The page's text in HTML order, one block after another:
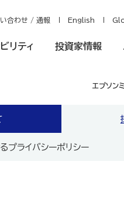
合わせ / 通報 English
リティ 投資家情報
エプソン
プライバシーポリシー